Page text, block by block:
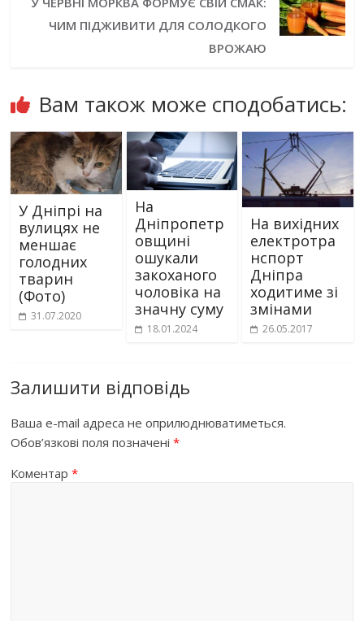
ЧИМ ПІДЖИВИТИ ДЛЯ СОЛОДКОГО
ВРОЖАЮ
Вам також може сподобатись:
У Дніпрі на
вулицях не
меншає
голодних
тварин
(Фото)
31.07.2020
На
Дніпропетр
овщині
ошукали
закоханого
чоловіка на
значну суму
18.01.2024
На вихідних
електротра
нспорт
Дніпра
ходитиме зі
змінами
26.05.2017
Залишити відповідь
Ваша e-mail адреса не оприлюднюватиметься.
Обов’язкові поля позначені*
Коментар*